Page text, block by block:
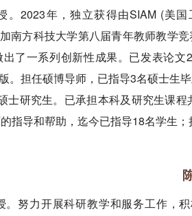
。2023年，独立获得由SIAM (美
南方科技大学第八届青年教师教学
了一系列创新性成果。已发表论
。担任硕博导师，已指导3名硕士生
士研究生。已承担本科及研究生课
指导和帮助，迄今已指导18名学生；
。努力开展科研教学和服务工作，